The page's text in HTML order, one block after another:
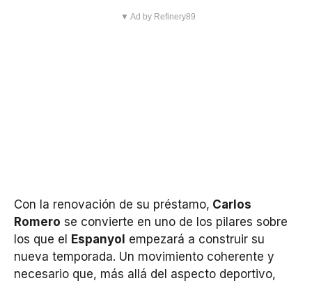
▼ Ad by Refinery89
Con la renovación de su préstamo, Carlos
Romero se convierte en uno de los pilares sobre
los que el Espanyol empezará a construir su
nueva temporada. Un movimiento coherente y
necesario que, más allá del aspecto deportivo,